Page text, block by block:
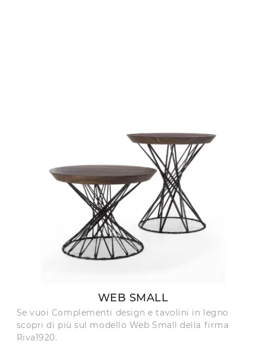
WEB SMALL
Se vuoi Complementi design e tavolini in legno
scopri di più sul modello Web Small della firma
Riva1920.